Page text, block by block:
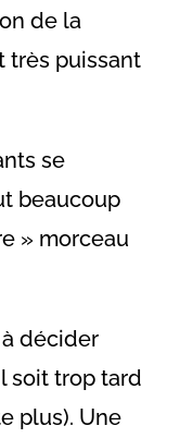
de la
très puissant
se
beaucoup
» morceau
décider
soit trop tard
plus). Une